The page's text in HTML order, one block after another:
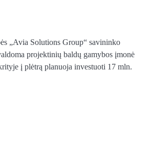
„Avia Solutions Group“ savininko
projektinių baldų gamybos įmonė
į plėtrą planuoja investuoti 17 mln.